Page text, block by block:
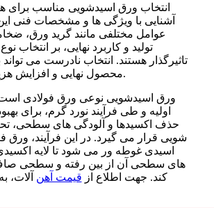
انتخاب ورق اسیدشویی مناسب برای هر
آشنایی با ویژگی ها و مشخصات فنی
عوامل مختلفی مانند گرید ورق،
تولید و کاربرد نهایی، بر انتخاب
تاثیرگذار هستند. انتخاب نادرست می
محصول نهایی و افزایش هزینه ها منجر شود.
ورق اسیدشویی نوعی ورق فولادی است
اولیه و طی فرآیند نورد گرم، برای
حذف اکسیدها و آلودگی های سطحی،
شویی قرار می گیرد. در این فرآیند، ورق
اسیدی غوطه ور می شود تا لایه
های سطحی آن از بین رفته و سطحی
کند. جهت اطلاع از قیمت آهن آلات،